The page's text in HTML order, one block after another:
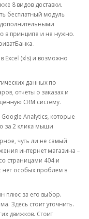
8 видов доставки.
бесплатный модуль
дополнительными
в принципе и не нужно.
Excel (xls) и возможно
данных по
отчеты о заказах и
CRM систему.
Analytics, которые
за 2 клика мыши
чуть ли не самый
интернет магазина –
страницами 404 и
нет особых проблем в
плюс за его выбор.
Здесь стоит уточнить.
движков. Стоит